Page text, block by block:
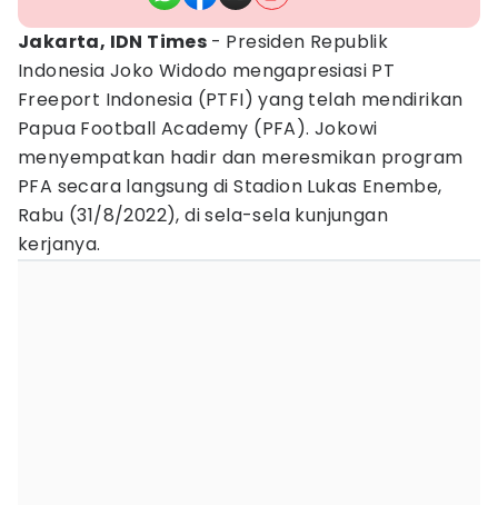
Jakarta, IDN Times - Presiden Republik
Indonesia Joko Widodo mengapresiasi PT
Freeport Indonesia (PTFI) yang telah mendirikan
Papua Football Academy (PFA). Jokowi
menyempatkan hadir dan meresmikan program
PFA secara langsung di Stadion Lukas Enembe,
Rabu (31/8/2022), di sela-sela kunjungan
kerjanya.